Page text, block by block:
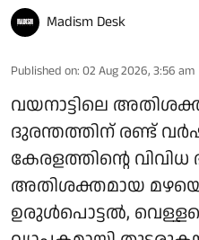
Madism Desk
Published on: 02 Aug 2026, 3:56 am
വയനാട്ടിലെ
ദുരന്തത്തിന് രണ്ട്
കേരളത്തിന്റെ
അതിശക്തമായ മഴയെ
ഉരുൾപൊട്ടൽ,